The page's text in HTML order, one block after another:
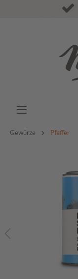
Gewürze Pfeffer